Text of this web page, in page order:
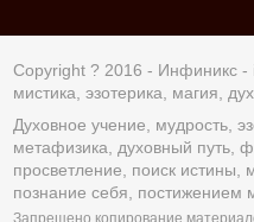
Copyright ? 2016 - Инфиникс -
мистика, эзотерика, магия,
Духовное учение, мудрость,
метафизика, духовный путь,
просветление, поиск истины,
познание себя, постижением
Запрещено копирование